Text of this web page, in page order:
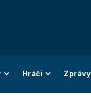
Hráči Zprávy